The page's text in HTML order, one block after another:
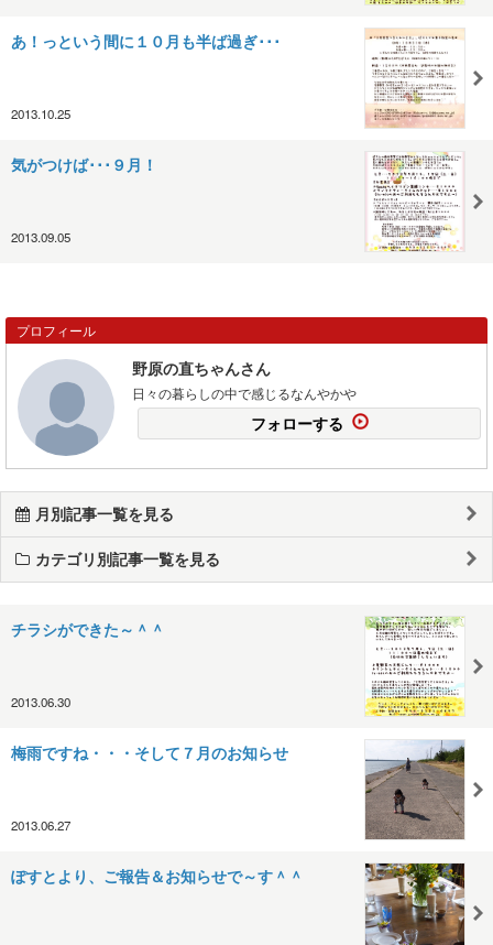
あ！っという間に１０月も半ば過ぎ･･･
2013.10.25
気がつけば･･･９月！
2013.09.05
プロフィール
野原の直ちゃんさん
日々の暮らしの中で感じるなんやかや
フォローする
月別記事一覧を見る
カテゴリ別記事一覧を見る
チラシができた～＾＾
2013.06.30
梅雨ですね・・・そして７月のお知らせ
2013.06.27
ぽすとより、ご報告＆お知らせで～す＾＾